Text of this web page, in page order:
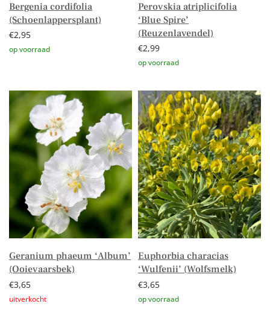
Bergenia cordifolia
(Schoenlappersplant)
€2,95
Perovskia atriplicifolia
‘Blue Spire’
(Reuzenlavendel)
€2,99
Geranium phaeum ‘Album’
(Ooievaarsbek)
€3,65
Euphorbia characias
‘Wulfenii’ (Wolfsmelk)
€3,65